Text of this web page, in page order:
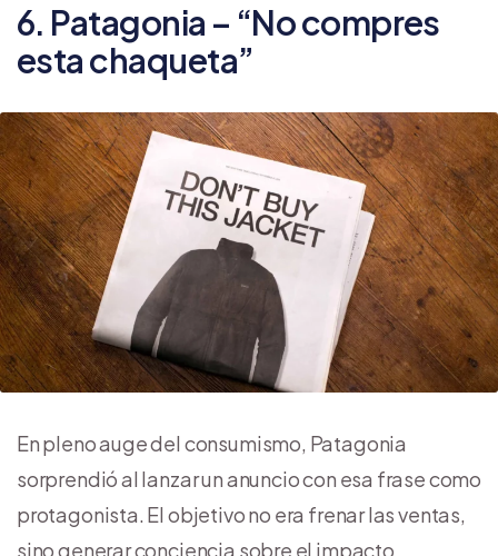
6. Patagonia – “No compres
esta chaqueta”
En pleno auge del consumismo, Patagonia
sorprendió al lanzar un anuncio con esa frase como
protagonista. El objetivo no era frenar las ventas,
sino generar conciencia sobre el impacto